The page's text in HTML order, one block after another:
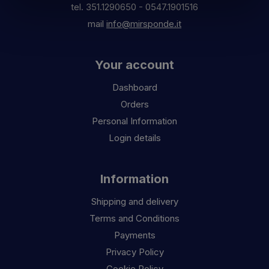
tel. 351.1290650 - 0547.1901516
mail info@mirsponde.it
Your account
Dashboard
Orders
Personal Information
Login details
Information
Shipping and delivery
Terms and Conditions
Payments
Privacy Policy